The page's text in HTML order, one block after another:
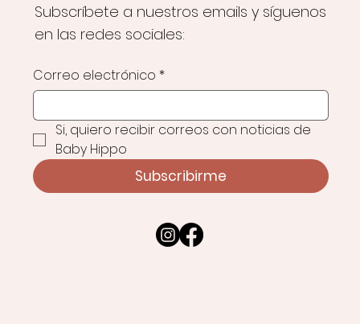
Subscríbete a nuestros emails y síguenos
en las redes sociales:
Correo electrónico *
Si, quiero recibir correos con noticias de
Baby Hippo
Subscribirme